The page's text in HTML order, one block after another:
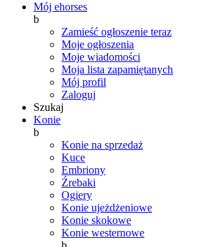
Mój ehorses
b
Zamieść ogłoszenie teraz
Moje ogłoszenia
Moje wiadomości
Moja lista zapamiętanych
Mój profil
Zaloguj
Szukaj
Konie
b
Konie na sprzedaż
Kuce
Embriony
Źrebaki
Ogiery
Konie ujeżdżeniowe
Konie skokowe
Konie westernowe